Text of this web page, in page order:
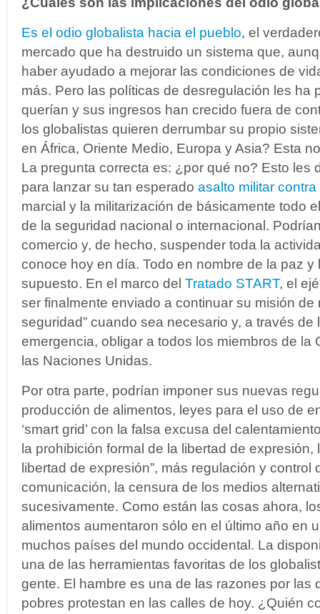
Es el odio globalista hacia el pueblo, el
mercado que ha destruido un sistema que,
haber ayudado a mejorar las condiciones de
más. Pero las políticas de desregulación les ha
querían y sus ingresos han crecido fuera de
los globalistas quieren derrumbar su propio
en África, Oriente Medio, Europa y Asia? Esta
La pregunta correcta es: ¿por qué no? Esto les
para lanzar su tan esperado asalto militar
marcial y la militarización de básicamente todo
de la seguridad nacional o internacional.
comercio y, de hecho, suspender toda la
conoce hoy en día. Todo en nombre de la paz y
supuesto. En el marco del Tratado START, el
ser finalmente enviado a continuar su misión de
seguridad” cuando sea necesario y, a través de
emergencia, obligar a todos los miembros de la
las Naciones Unidas.
Por otra parte, podrían imponer sus nuevas
producción de alimentos, leyes para el uso de
‘smart grid’ con la falsa excusa del
la prohibición formal de la libertad de expresión,
libertad de expresión”, más regulación y control
comunicación, la censura de los medios
sucesivamente. Como están las cosas ahora,
alimentos aumentaron sólo en el último año en
muchos países del mundo occidental. La
una de las herramientas favoritas de los
gente. El hambre es una de las razones por las
pobres protestan en las calles de hoy. ¿Quién